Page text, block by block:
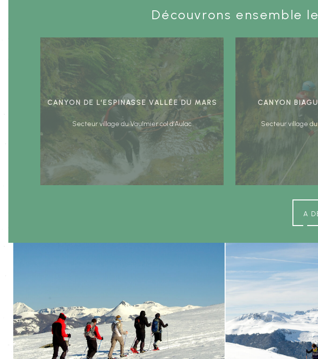
Découvrons ensemble
Canyon de l’Espinasse Vallée du Mars
Secteur village du Vaulmier col d’Aulac
Canyon
Secteur village du
A